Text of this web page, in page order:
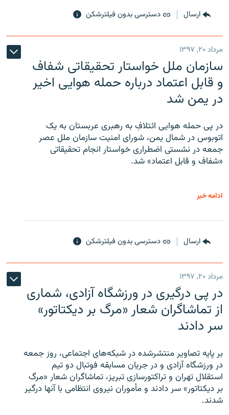
ارسال دسترسی بدون فیلترشکن
مرداد ۲۰, ۱۳۹۷
سازمان ملل خواستار تحقیقاتی شفاف
و قابل اعتماد درباره حمله هوایی اخیر
در یمن شد
در پی حمله هوایی ائتلافِ به رهبری عربستان به یک
اتوبوس در شمال یمن، شورای امنیت سازمان ملل عصر
جمعه در نشستی اضطراری خواستار انجام تحقیقاتی
«شفاف و قابل اعتماد» شد.
ادامه خبر
ارسال دسترسی بدون فیلترشکن
مرداد ۲۰, ۱۳۹۷
در پی درگیری در ورزشگاه آزادی، شماری
از تماشاگران شعار «مرگ بر دیکتاتور»
سر دادند
بر پایه تصاویر منتشرشده در شبکه‌های اجتماعی، روز جمعه
در ورزشگاه آزادی و در جریان مسابقه فوتبال دو تیم
استقلال تهران و تراکتورسازی تبریز، تماشاگران شعار «مرگ
بر دیکتاتور» سر دادند و مأموران نیروی انتظامی با آنها درگیر
شدند.